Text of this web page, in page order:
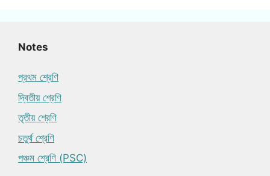
Notes
প্রথম শ্রেণি
দ্বিতীয় শ্রেণি
তৃতীয় শ্রেণি
চতুর্থ শ্রেণি
পঞ্চম শ্রেণি (PSC)